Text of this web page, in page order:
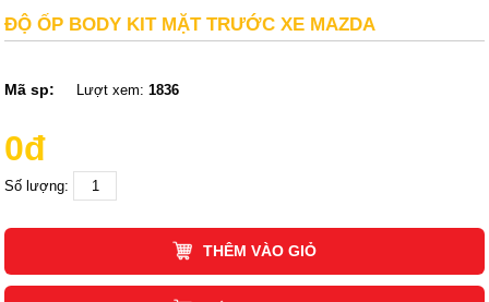
ĐỘ ỐP BODY KIT MẶT TRƯỚC XE MAZDA
Mã sp: Lượt xem:1836
0đ
Số lượng:
THÊM VÀO GIỎ